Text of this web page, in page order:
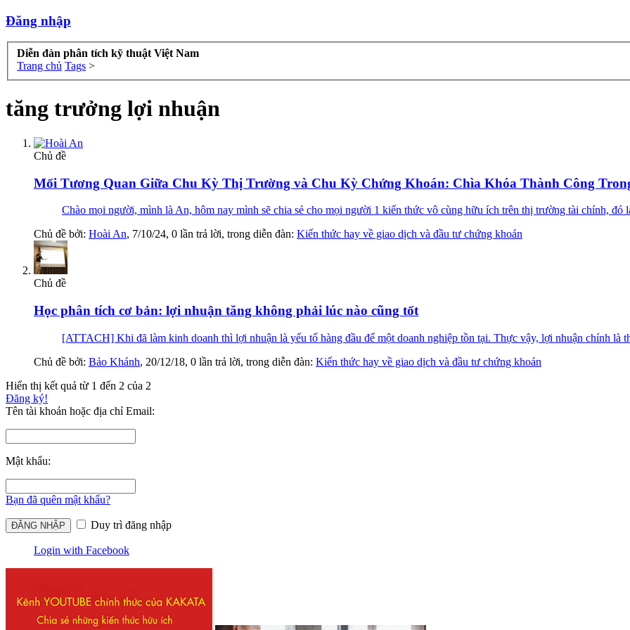
Đăng nhập
Diễn đàn phân tích kỹ thuật Việt Nam
Trang chủ Tags >
tăng trưởng lợi nhuận
Chủ đề
Mối Tương Quan Giữa Chu Kỳ Thị Trường và Chu Kỳ Chứng Khoán: Chìa Khóa Thành Công
Chào mọi người, mình là An, hôm nay mình sẽ chia sẻ cho mọi người 1 kiến thức vô cùng hữu ích trên thị trường tài chính, đó
Chủ đề bởi: Hoài An, 7/10/24, 0 lần trả lời, trong diễn đàn: Kiến thức hay về giao dịch và đầu tư chứng khoán
Chủ đề
Học phân tích cơ bản: lợi nhuận tăng không phải lúc nào cũng tốt
[ATTACH] Khi đã làm kinh doanh thì lợi nhuận là yếu tố hàng đầu để một doanh nghiệp tồn tại. Thực vậy, lợi nhuận chính là
Chủ đề bởi: Bảo Khánh, 20/12/18, 0 lần trả lời, trong diễn đàn: Kiến thức hay về giao dịch và đầu tư chứng khoán
Hiển thị kết quả từ 1 đến 2 của 2
Đăng ký!
Tên tài khoản hoặc địa chỉ Email:
Mật khẩu:
Bạn đã quên mật khẩu?
Duy trì đăng nhập
Login with Facebook